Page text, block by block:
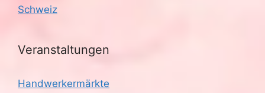
Schweiz
Veranstaltungen
Handwerkermärkte